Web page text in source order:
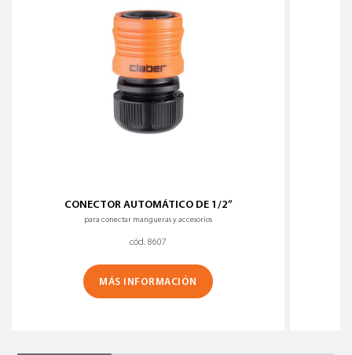
CONECTOR AUTOMÁTICO DE 1/2”
para conectar mangueras y accesorios
cód. 8607
MÁS INFORMACIÓN